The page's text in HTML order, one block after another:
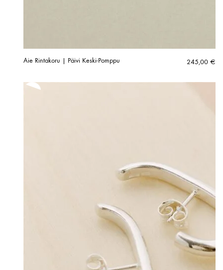
Aie Rintakoru | Päivi Keski-Pomppu 245,00 €